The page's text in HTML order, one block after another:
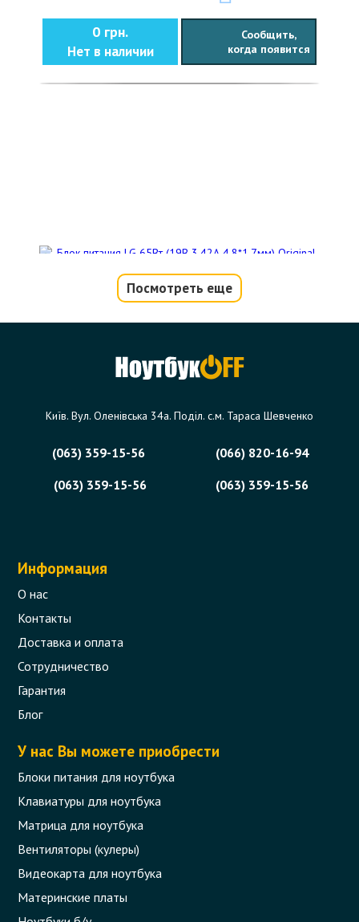
0 грн.
Нет в наличии
Сообщить,
когда появится
Блок питания LG 65Вт (19В 3.42А
Код товара - 00129
0 грн.
Нет в наличии
Сообщить,
когда появится
Код товара - 00131
1 075 грн.
Нет в наличии
Посмотреть еще
Київ. Вул. Оленівська 34а. Поділ. с.м. Тараса Шевченко
(063) 359-15-56
(066) 820-16-94
(063) 359-15-56
(063) 359-15-56
Информация
О нас
Контакты
Доставка и оплата
Сотрудничество
Гарантия
Блог
У нас Вы можете приобрести
Блоки питания для ноутбука
Клавиатуры для ноутбука
Матрица для ноутбука
Вентиляторы (кулеры)
Видеокарта для ноутбука
Материнские платы